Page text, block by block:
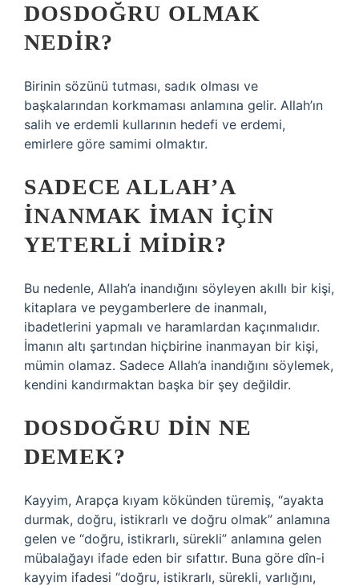
DOSDOĞRU OLMAK
NEDIR?
Birinin sözünü tutması, sadık olması ve
başkalarından korkmaması anlamına gelir. Allah’ın
salih ve erdemli kullarının hedefi ve erdemi,
emirlere göre samimi olmaktır.
SADECE ALLAH’A
INANMAK IMAN IÇIN
YETERLI MIDIR?
Bu nedenle, Allah’a inandığını söyleyen akıllı bir kişi,
kitaplara ve peygamberlere de inanmalı,
ibadetlerini yapmalı ve haramlardan kaçınmalıdır.
İmanın altı şartından hiçbirine inanmayan bir kişi,
mümin olamaz. Sadece Allah’a inandığını söylemek,
kendini kandırmaktan başka bir şey değildir.
DOSDOĞRU DIN NE
DEMEK?
Kayyim, Arapça kıyam kökünden türemiş, “ayakta
durmak, doğru, istikrarlı ve doğru olmak” anlamına
gelen ve “doğru, istikrarlı, sürekli” anlamına gelen
mübalağayı ifade eden bir sıfattır. Buna göre dîn-i
kayyim ifadesi “doğru, istikrarlı, sürekli, varlığını,